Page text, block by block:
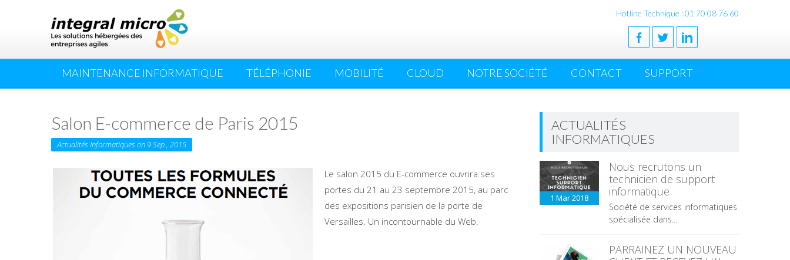
Hotline Technique : 01 70 08 76 60
MAINTENANCE INFORMATIQUE TÉLÉPHONIE MOBILITÉ CLOUD NOTRE SOCIÉTÉ CONTACT SUPPORT
Salon E-commerce de Paris 2015
Actualités Informatiques on 9 Sep , 2015
Le salon 2015 du E-commerce ouvrira ses
portes du 21 au 23 septembre 2015, au parc
des expositions parisien de la porte de
Versailles. Un incontournable du Web.
ACTUALITÉS
INFORMATIQUES
1 Mar2018
Nous recrutons un
technicien de support
informatique
Société de services informatiques
spécialisée dans...
PARRAINEZ UN NOUVEAU